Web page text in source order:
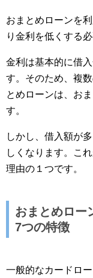
おまとめローンを
り金利を低くする
金利は基本的に借
す。そのため、複
とめローンは、お
す。
しかし、借入額が
しくなります。こ
理由の１つです。
おまとめロー
7つの特徴
一般的なカードロ